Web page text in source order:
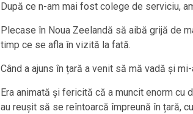
După ce n-am mai fost colege de serviciu,
Plecase în Noua Zeelandă să aibă grijă de
timp ce se afla în vizită la fată.
Când a ajuns în țară a venit să mă vadă și
Era animată și fericită că a muncit enorm
au reușit să se reîntoarcă împreună în țară,